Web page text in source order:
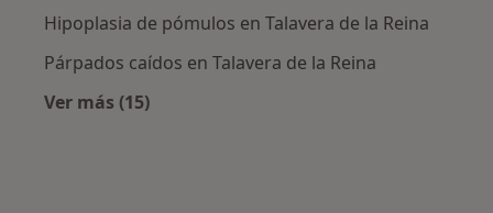
Hipoplasia de pómulos en Talavera de la Reina
Párpados caídos en Talavera de la Reina
Ver más (15)